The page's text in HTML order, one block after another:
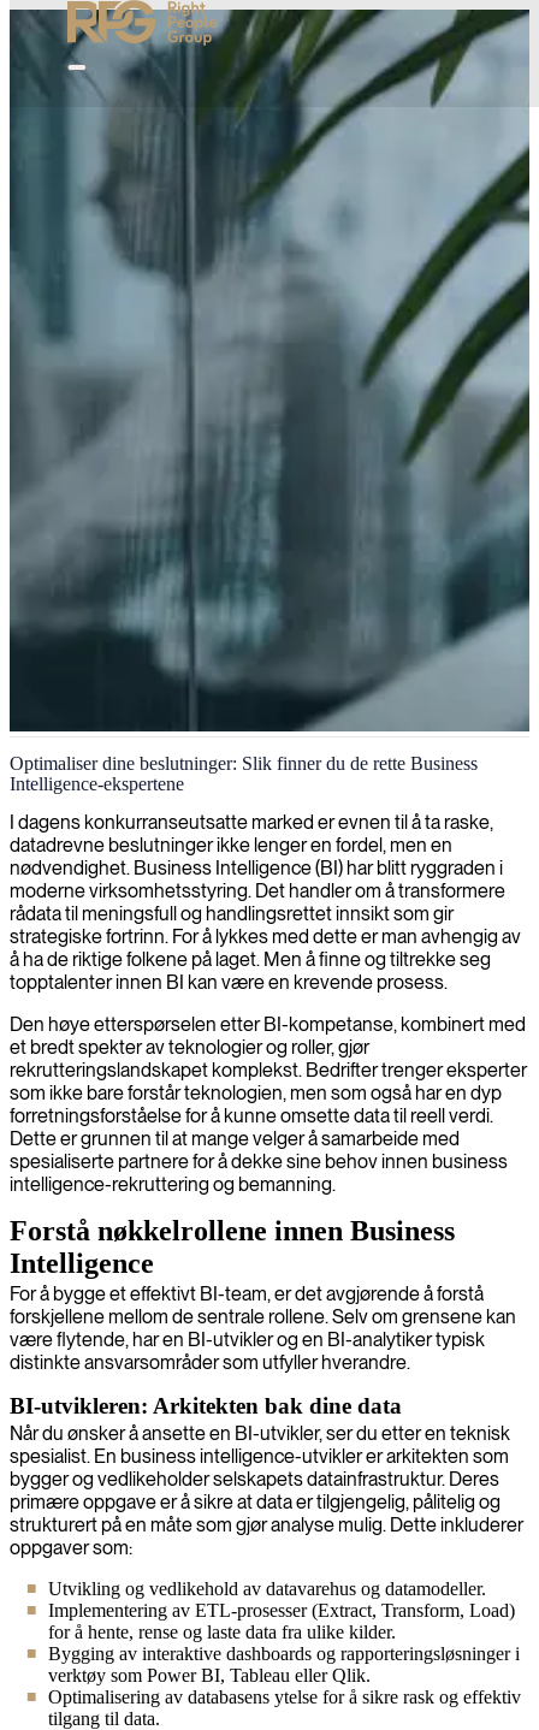
Strategi og implementering av Business Intelligence
Vi leverer spesialiserte konsulenttjenester innen Business
Intelligence som omgjør dataene dine til handlingsorienterte
innsikter, og gir kraft til strategiske beslutninger i hele
organisasjonen.
Optimaliser dine beslutninger: Slik finner du de rette Business
Intelligence-ekspertene
I dagens konkurranseutsatte marked er evnen til å ta raske,
datadrevne beslutninger ikke lenger en fordel, men en
nødvendighet. Business Intelligence (BI) har blitt ryggraden i
moderne virksomhetsstyring. Det handler om å transformere
rådata til meningsfull og handlingsrettet innsikt som gir
strategiske fortrinn. For å lykkes med dette er man avhengig av
å ha de riktige folkene på laget. Men å finne og tiltrekke seg
topptalenter innen BI kan være en krevende prosess.
Den høye etterspørselen etter BI-kompetanse, kombinert med
et bredt spekter av teknologier og roller, gjør
rekrutteringslandskapet komplekst. Bedrifter trenger eksperter
som ikke bare forstår teknologien, men som også har en dyp
forretningsforståelse for å kunne omsette data til reell verdi.
Dette er grunnen til at mange velger å samarbeide med
spesialiserte partnere for å dekke sine behov innen business
intelligence-rekruttering og bemanning.
Forstå nøkkelrollene innen Business
Intelligence
For å bygge et effektivt BI-team, er det avgjørende å forstå
forskjellene mellom de sentrale rollene. Selv om grensene kan
være flytende, har en BI-utvikler og en BI-analytiker typisk
distinkte ansvarsområder som utfyller hverandre.
BI-utvikleren: Arkitekten bak dine data
Når du ønsker å ansette en BI-utvikler, ser du etter en teknisk
spesialist. En business intelligence-utvikler er arkitekten som
bygger og vedlikeholder selskapets datainfrastruktur. Deres
primære oppgave er å sikre at data er tilgjengelig, pålitelig og
strukturert på en måte som gjør analyse mulig. Dette inkluderer
oppgaver som:
Utvikling og vedlikehold av datavarehus og datamodeller.
Implementering av ETL-prosesser (Extract, Transform, Load)
for å hente, rense og laste data fra ulike kilder.
Bygging av interaktive dashboards og rapporteringsløsninger i
verktøy som Power BI, Tableau eller Qlik.
Optimalisering av databasens ytelse for å sikre rask og effektiv
tilgang til data.